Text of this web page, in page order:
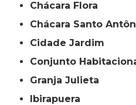
Chácara Flora
Chácara Santo
Cidade Jardim
Conjunto
Granja Julieta
Ibirapuera